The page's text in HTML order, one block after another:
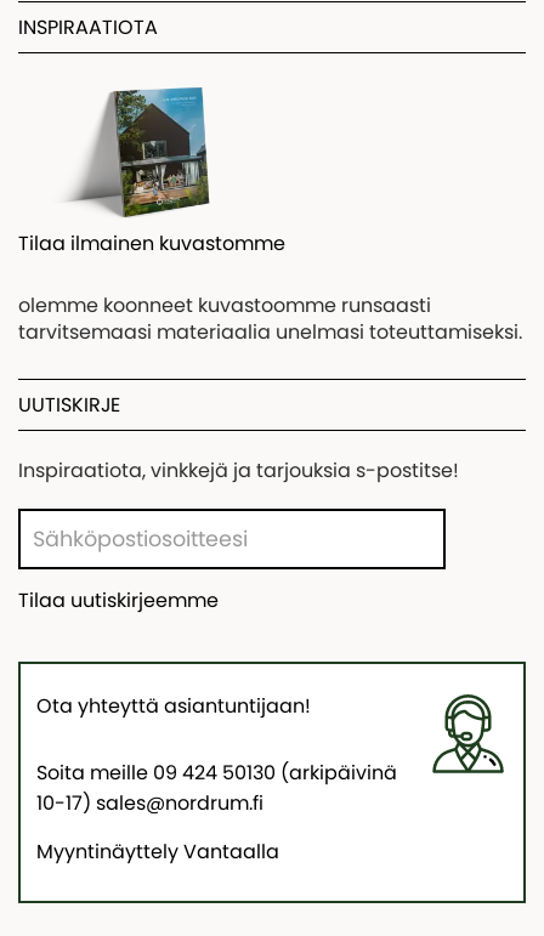
INSPIRAATIOTA
Tilaa ilmainen kuvastomme
olemme koonneet kuvastoomme runsaasti
tarvitsemaasi materiaalia unelmasi toteuttamiseksi.
UUTISKIRJE
Inspiraatiota, vinkkejä ja tarjouksia s-postitse!
Tilaa uutiskirjeemme
Ota yhteyttä asiantuntijaan!
Soita meille 09 424 50130 (arkipäivinä
10-17) sales@nordrum.fi
Myyntinäyttely Vantaalla